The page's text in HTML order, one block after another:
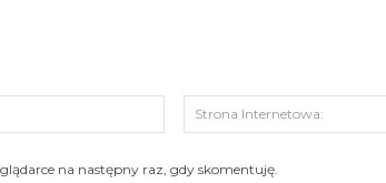
mail:
na następny raz, gdy skomentuję.